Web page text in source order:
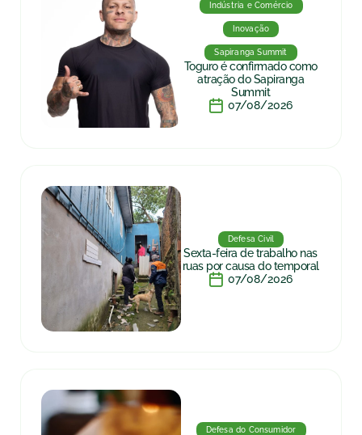
Indústria e Comércio
Inovação
Sapiranga Summit
Toguro é confirmado como
atração do Sapiranga
Summit
07/08/2026
Defesa Civil
Sexta-feira de trabalho nas
ruas por causa do temporal
07/08/2026
Defesa do Consumidor